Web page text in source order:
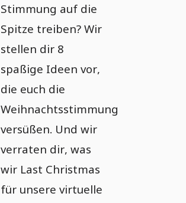
Stimmung auf die
Spitze treiben? Wir
stellen dir 8
spaßige Ideen vor,
die euch die
Weihnachtsstimmung
versüßen. Und wir
verraten dir, was
wir Last Christmas
für unsere virtuelle